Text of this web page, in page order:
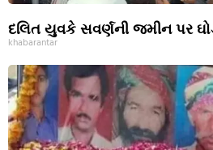
દલિત યુવકે સવર્ણની જમીન પર
khabarantar